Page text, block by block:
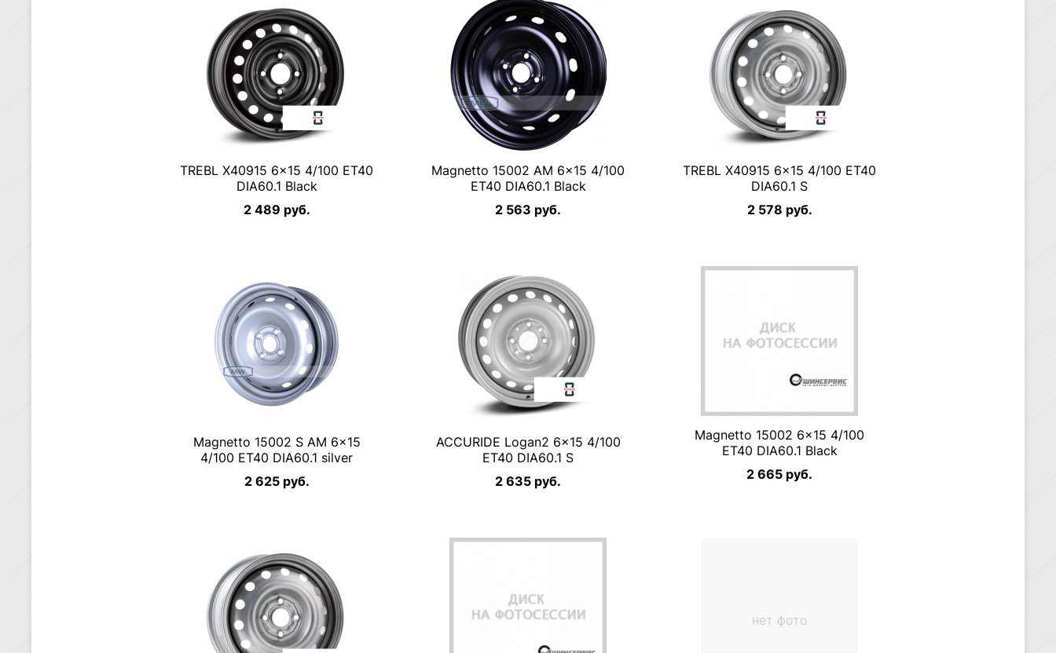
TREBL X40915 6×15 4/100 ET40
DIA60.1 Black
2 489 руб.
Magnetto 15002 AM 6×15 4/100
ET40 DIA60.1 Black
2 563 руб.
TREBL X40915 6×15 4/100 ET40
DIA60.1 S
2 578 руб.
Magnetto 15002 S AM 6×15
4/100 ET40 DIA60.1 silver
2 625 руб.
ACCURIDE Logan2 6×15 4/100
ET40 DIA60.1 S
2 635 руб.
Magnetto 15002 6×15 4/100
ET40 DIA60.1 Black
2 665 руб.
нет фото